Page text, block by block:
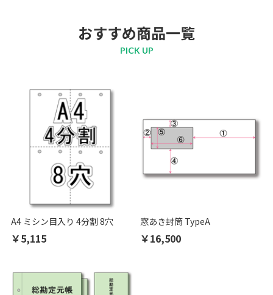
おすすめ商品一覧
PICK UP
A4 ミシン目入り 4分割 8穴
￥5,115
窓あき封筒 TypeA
￥16,500